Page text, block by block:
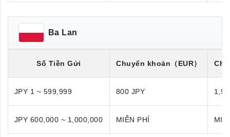
Ba Lan
Số Tiền Gửi Chuyển khoản （EUR）
JPY 1 ~ 599,999 800 JPY
JPY 600,000 ~ 1,000,000 MIỄN PHÍ